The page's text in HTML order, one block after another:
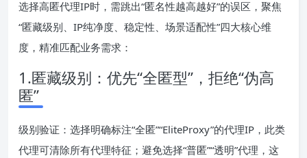
选择高匿代理IP时，需跳出“匿名性越高越好”的误区，聚焦
“匿藏级别、IP纯净度、稳定性、场景适配性”四大核心维
度，精准匹配业务需求：
1.匿藏级别：优先“全匿型”，拒绝“伪高
匿”
级别验证：选择明确标注“全匿”“EliteProxy”的代理IP，此类
代理可清除所有代理特征；避免选择“普匿”“透明”代理，这